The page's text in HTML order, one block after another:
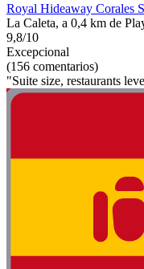
Royal Hideaway Corales
La Caleta, a 0,4 km de
9,8/10
Excepcional
(156 comentarios)
"Suite size, restaurants